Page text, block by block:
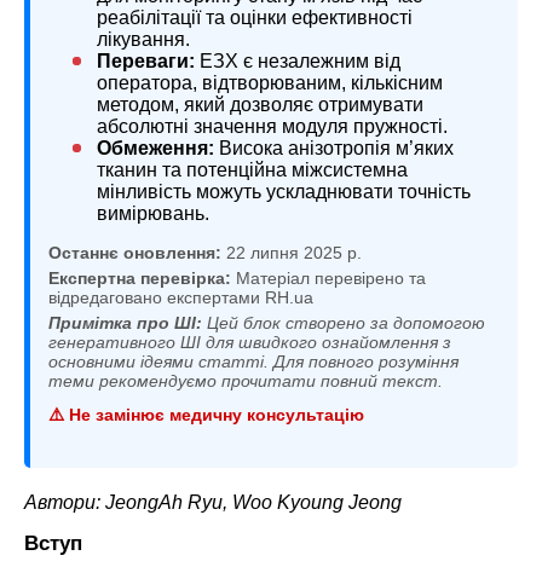
реабілітації та оцінки ефективності
лікування.
Переваги: ЕЗХ є незалежним від
оператора, відтворюваним, кількісним
методом, який дозволяє отримувати
абсолютні значення модуля пружності.
Обмеження: Висока анізотропія м’яких
тканин та потенційна міжсистемна
мінливість можуть ускладнювати точність
вимірювань.
Останнє оновлення: 22 липня 2025 р.
Експертна перевірка: Матеріал перевірено та
відредаговано експертами RH.ua
Примітка про ШІ: Цей блок створено за допомогою
генеративного ШІ для швидкого ознайомлення з
основними ідеями статті. Для повного розуміння
теми рекомендуємо прочитати повний текст.
⚠️ Не замінює медичну консультацію
Автори: JeongAh Ryu, Woo Kyoung Jeong
Вступ